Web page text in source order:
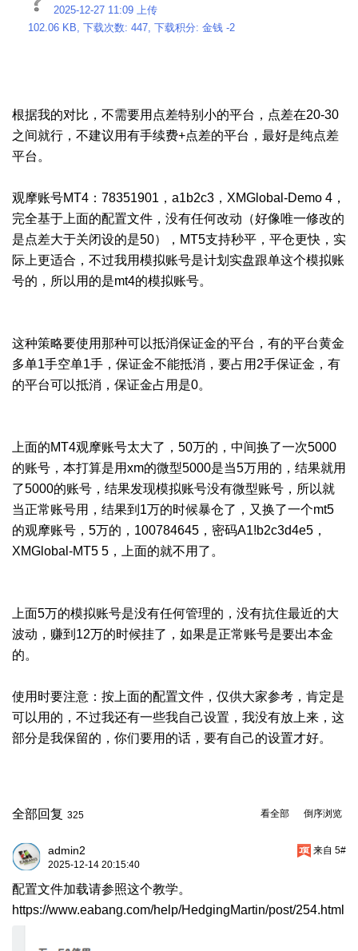
2025-12-27 11:09 上传
102.06 KB, 下载次数: 447, 下载积分: 金钱 -2
根据我的对比，不需要用点差特别小的平台，点差在20-30
之间就行，不建议用有手续费+点差的平台，最好是纯点差
平台。
观摩账号MT4：78351901，a1b2c3，XMGlobal-Demo 4，
完全基于上面的配置文件，没有任何改动（好像唯一修改的
是点差大于关闭设的是50），MT5支持秒平，平仓更快，实
际上更适合，不过我用模拟账号是计划实盘跟单这个模拟账
号的，所以用的是mt4的模拟账号。
这种策略要使用那种可以抵消保证金的平台，有的平台黄金
多单1手空单1手，保证金不能抵消，要占用2手保证金，有
的平台可以抵消，保证金占用是0。
上面的MT4观摩账号太大了，50万的，中间换了一次5000
的账号，本打算是用xm的微型5000是当5万用的，结果就用
了5000的账号，结果发现模拟账号没有微型账号，所以就
当正常账号用，结果到1万的时候暴仓了，又换了一个mt5
的观摩账号，5万的，100784645，密码A1!b2c3d4e5，
XMGlobal-MT5 5，上面的就不用了。
上面5万的模拟账号是没有任何管理的，没有抗住最近的大
波动，赚到12万的时候挂了，如果是正常账号是要出本金
的。
使用时要注意：按上面的配置文件，仅供大家参考，肯定是
可以用的，不过我还有一些我自己设置，我没有放上来，这
部分是我保留的，你们要用的话，要有自己的设置才好。
倒序浏览
看全部
全部回复 325
来自 5#
admin2
2025-12-14 20:15:40
配置文件加载请参照这个教学。
https://www.eabang.com/help/HedgingMartin/post/254.html